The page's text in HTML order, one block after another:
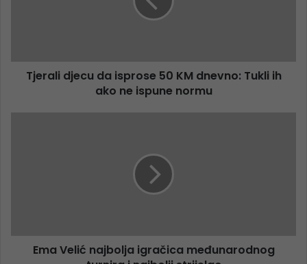
Tjerali djecu da isprose 50 KM dnevno: Tukli ih
ako ne ispune normu
Ema Velić najbolja igračica međunarodnog